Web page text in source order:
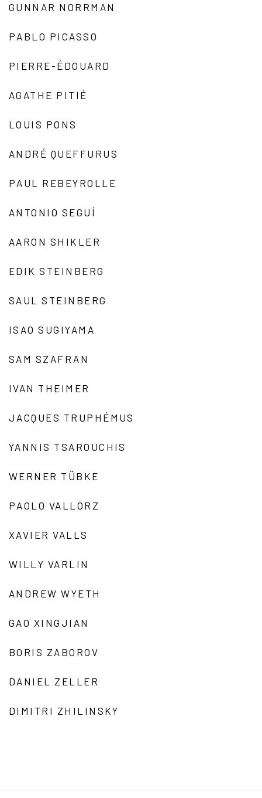
GUNNAR NORRMAN
PABLO PICASSO
PIERRE-ÉDOUARD
AGATHE PITIÉ
LOUIS PONS
ANDRÉ QUEFFURUS
PAUL REBEYROLLE
ANTONIO SEGUÍ
AARON SHIKLER
EDIK STEINBERG
SAUL STEINBERG
ISAO SUGIYAMA
SAM SZAFRAN
IVAN THEIMER
JACQUES TRUPHÉMUS
YANNIS TSAROUCHIS
WERNER TÜBKE
PAOLO VALLORZ
XAVIER VALLS
WILLY VARLIN
ANDREW WYETH
GAO XINGJIAN
BORIS ZABOROV
DANIEL ZELLER
DIMITRI ZHILINSKY